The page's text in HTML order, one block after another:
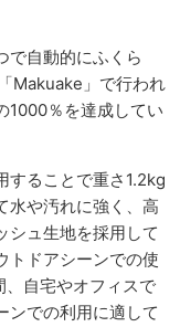
で自動的にふくら
Makuake」で行われ
1000％を達成してい
することで重さ1.2kg
水や汚れに強く、高
シュ生地を採用して
トドアシーンでの使
、自宅やオフィスで
ンでの利用に適して